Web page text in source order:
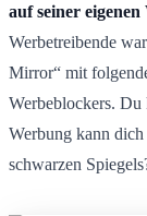
auf seiner
Werbetreibende war
Mirror“ mit
Werbeblockers. Du
Werbung kann dich
schwarzen